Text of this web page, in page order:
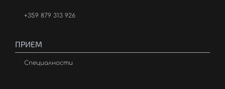
+359 879 313 926
ПРИЕМ
Специалности